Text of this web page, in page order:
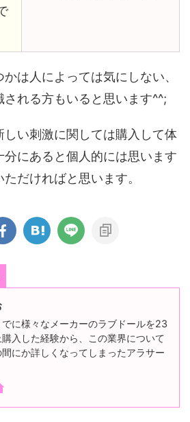
は人によっては気にしない、
れる方もいると思います^^;
しい刺激に関しては購入して体
にあると個人的には思います
だければと思います。
でに様々なメーカーのラブドールを23
入した経験から、この業界について
間にか詳しくなってしまったアラサー